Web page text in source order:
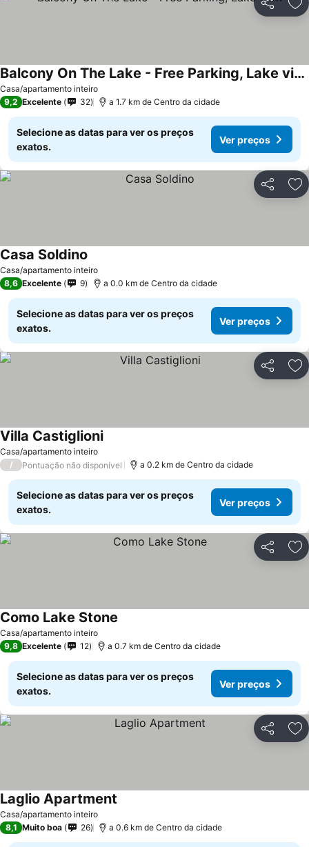
Partilhar
Casa/apartamento inteiro
Balcony On The Lake - Free Parking, Lake view
Ver preços
9,2 Excelente 32 a 1.7 km de Centro da cidade
Selecione as datas para ver os preços
exatos.
Ver preços
Partilhar
Casa/apartamento inteiro
Casa Soldino
8,6 Excelente 9 a 0.0 km de Centro da cidade
Selecione as datas para ver os preços
exatos.
Ver preços
Partilhar
Casa/apartamento inteiro
Villa CastiglioniVer preços
/ Pontuação não disponível a 0.2 km de Centro da cidade
Selecione as datas para ver os preços
exatos.
Ver preços
Partilhar
Casa/apartamento inteiro
Como Lake Stone
9,8 Excelente 12 a 0.7 km de Centro da cidade
Selecione as datas para ver os preços
exatos.
Ver preços
Partilhar
Casa/apartamento inteiro
Laglio Apartment
8,1 Muito boa 26 a 0.6 km de Centro da cidade